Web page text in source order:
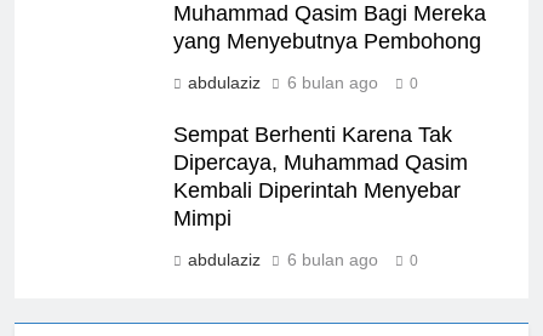
Muhammad Qasim Bagi Mereka
yang Menyebutnya Pembohong
abdulaziz 6 bulan ago 0
Sempat Berhenti Karena Tak
Dipercaya, Muhammad Qasim
Kembali Diperintah Menyebar
Mimpi
abdulaziz 6 bulan ago 0